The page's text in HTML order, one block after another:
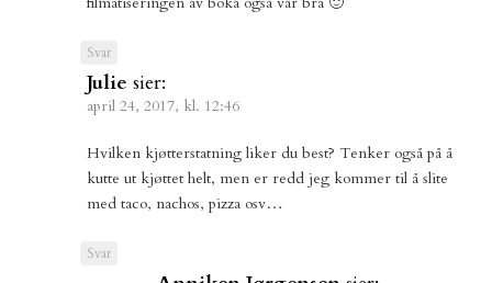
Svar
Julie sier:
april 24, 2017, kl. 12:46
Hvilken kjøtterstatning liker du best? Tenker også på å
kutte ut kjøttet helt, men er redd jeg kommer til å slite
med taco, nachos, pizza osv…
Svar